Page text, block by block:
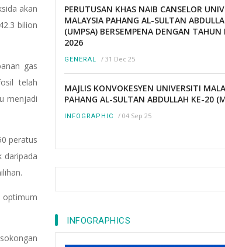
akan
bilion
gas
telah
menjadi
peratus
daripada
optimum
PERUTUSAN KHAS NAIB CANSELOR
MALAYSIA PAHANG AL-SULTAN
(UMPSA) BERSEMPENA DENGAN TAHUN
2026
GENERAL / 31 Dec 25
MAJLIS KONVOKESYEN UNIVERSITI
PAHANG AL-SULTAN ABDULLAH KE-20
INFOGRAPHIC / 04 Sep 25
INFOGRAPHICS